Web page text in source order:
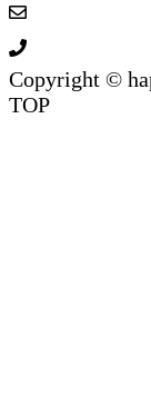
Copyright ©
TOP